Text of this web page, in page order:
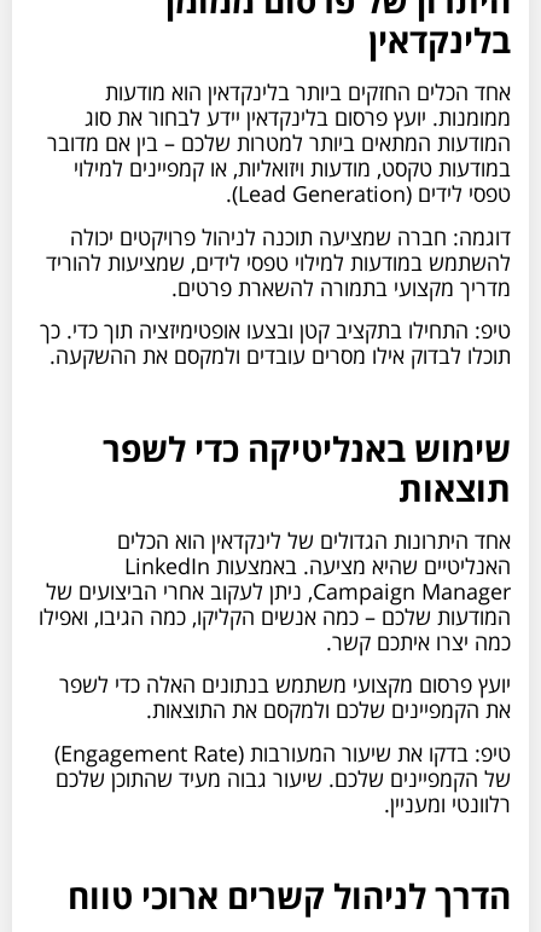
בלינקדאין
אחד הכלים החזקים ביותר בלינקדאין הוא מודעות
ממומנות. יועץ פרסום בלינקדאין יידע לבחור את סוג
המודעות המתאים ביותר למטרות שלכם – בין אם מדובר
במודעות טקסט, מודעות ויזואליות, או קמפיינים למילוי
טפסי לידים (Lead Generation).
דוגמה: חברה שמציעה תוכנה לניהול פרויקטים יכולה
להשתמש במודעות למילוי טפסי לידים, שמציעות להוריד
מדריך מקצועי בתמורה להשארת פרטים.
טיפ: התחילו בתקציב קטן ובצעו אופטימיזציה תוך כדי. כך
תוכלו לבדוק אילו מסרים עובדים ולמקסם את ההשקעה.
שימוש באנליטיקה כדי לשפר
תוצאות
אחד היתרונות הגדולים של לינקדאין הוא הכלים
האנליטיים שהיא מציעה. באמצעות LinkedIn
Campaign Manager, ניתן לעקוב אחרי הביצועים של
המודעות שלכם – כמה אנשים הקליקו, כמה הגיבו, ואפילו
כמה יצרו איתכם קשר.
יועץ פרסום מקצועי משתמש בנתונים האלה כדי לשפר
את הקמפיינים שלכם ולמקסם את התוצאות.
טיפ: בדקו את שיעור המעורבות (Engagement Rate)
של הקמפיינים שלכם. שיעור גבוה מעיד שהתוכן שלכם
רלוונטי ומעניין.
הדרך לניהול קשרים ארוכי טווח